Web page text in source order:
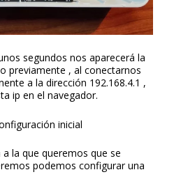
segundos nos aparecerá la
previamente , al conectarnos
a la dirección 192.168.4.1 ,
ip en el navegador.
inicial
la que queremos que se
podemos configurar una